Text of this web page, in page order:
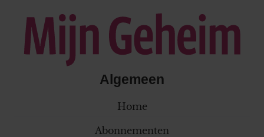
Algemeen
Home
Abonnementen